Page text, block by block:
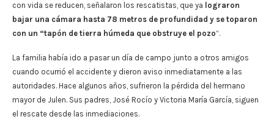
con vida se reducen, señalaron los rescatistas, que ya lograron
bajar una cámara hasta 78 metros de profundidad y se toparon
con un “tapón de tierra húmeda que obstruye el pozo“.
La familia había ido a pasar un día de campo junto a otros amigos
cuando ocurrió el accidente y dieron aviso inmediatamente a las
autoridades. Hace algunos años, sufrieron la pérdida del hermano
mayor de Julen. Sus padres, José Rocío y Victoria María García, siguen
el rescate desde las inmediaciones.